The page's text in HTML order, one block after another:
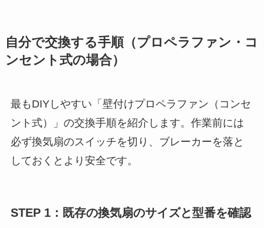
自分で交換する手順（プロペラファン・コ
ンセント式の場合）
最もDIYしやすい「壁付けプロペラファン（コンセ
ント式）」の交換手順を紹介します。作業前には
必ず換気扇のスイッチを切り、ブレーカーを落と
しておくとより安全です。
STEP 1：既存の換気扇のサイズと型番を確認